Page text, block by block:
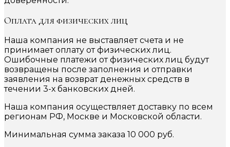
Оплата для физических лиц
Наша компания не выставляет счета и не
принимает оплату от физических лиц.
Ошибочные платежи от физических лиц будут
возвращены после заполнения и отправки
заявления на возврат денежных средств в
течении 3-х банковских дней.
Наша компания осуществляет доставку по всем
регионам РФ, Москве и Московской области.
Минимальная сумма заказа 10 000 руб.